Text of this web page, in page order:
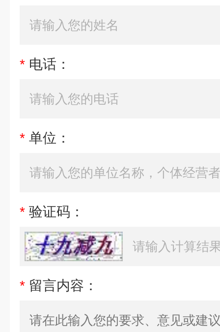
* 电话：
* 单位：
* 验证码：
* 留言内容：